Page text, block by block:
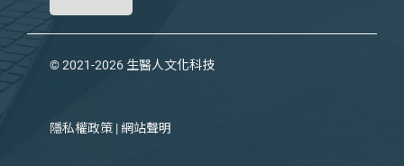
© 2021-2026 生醫人文化科技
隱私權政策 | 網站聲明